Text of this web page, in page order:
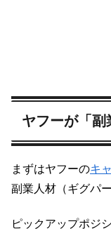
ヤフーが「副
まずはヤフーのキ
副業人材（ギグパ
ピックアップポジ